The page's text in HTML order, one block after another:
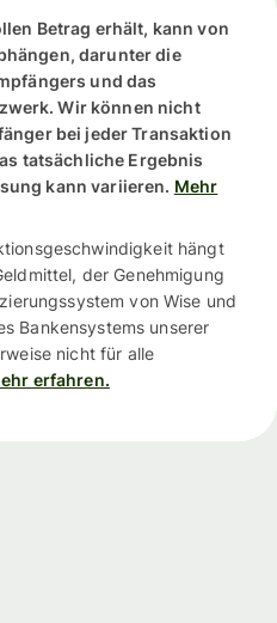
Betrag erhält, kann von
darunter die
und das
Wir können nicht
bei jeder Transaktion
tatsächliche Ergebnis
kann variieren. Mehr
hängt
der Genehmigung
von Wise und
Bankensystems unserer
nicht für alle
erfahren.